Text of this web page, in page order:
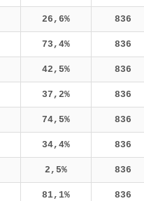
26,6% 836
73,4% 836
42,5% 836
37,2% 836
74,5% 836
34,4% 836
2,5% 836
81,1% 836